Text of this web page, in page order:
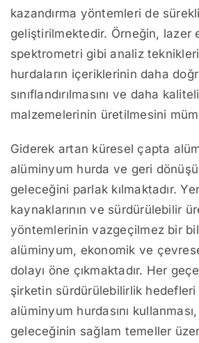
kazandırma yöntemleri de
geliştirilmektedir. Örneğin, lazer
spektrometri gibi analiz
hurdaların içeriklerinin daha
sınıflandırılmasını ve daha
malzemelerinin üretilmesini
Giderek artan küresel çapta
alüminyum hurda ve geri
geleceğini parlak kılmaktadır.
kaynaklarının ve sürdürülebilir
yöntemlerinin vazgeçilmez bir
alüminyum, ekonomik ve
dolayı öne çıkmaktadır. Her
şirketin sürdürülebilirlik
alüminyum hurdasını
geleceğinin sağlam temeller